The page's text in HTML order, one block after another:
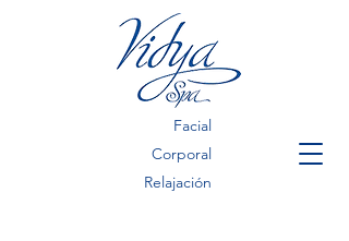
Facial
Corporal
Relajación